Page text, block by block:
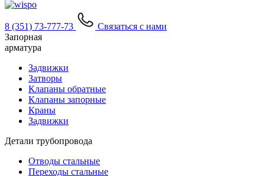
8 (351) 73-777-73
Связаться с нами
Запорная
арматура
Задвижки
Затворы
Клапаны обратные
Клапаны запорные
Краны
Задвижки
Детали трубопровода
Отводы стальные
Переходы стальные